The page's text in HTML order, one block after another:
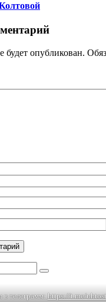
будет опубликован.
Поиск
телеграмм:https://t.me/